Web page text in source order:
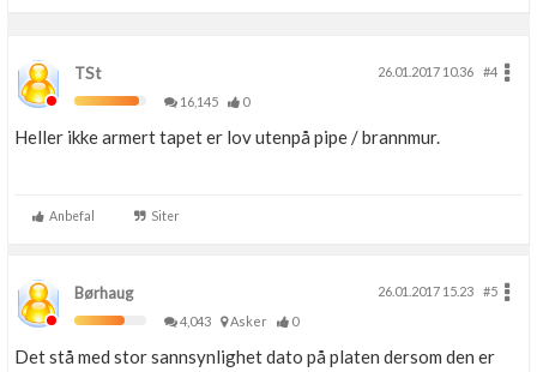
TSt 26.01.2017 10.36
#4
16,145
0
Heller ikke armert tapet er lov utenpå pipe / brannmur.
Anbefal Siter
Børhaug 26.01.2017 15.23
#5
4,043
Asker 0
Det stå med stor sannsynlighet dato på platen dersom den er